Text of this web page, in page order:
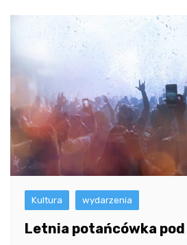
Kultura wydarzenia
Letnia potańcówka